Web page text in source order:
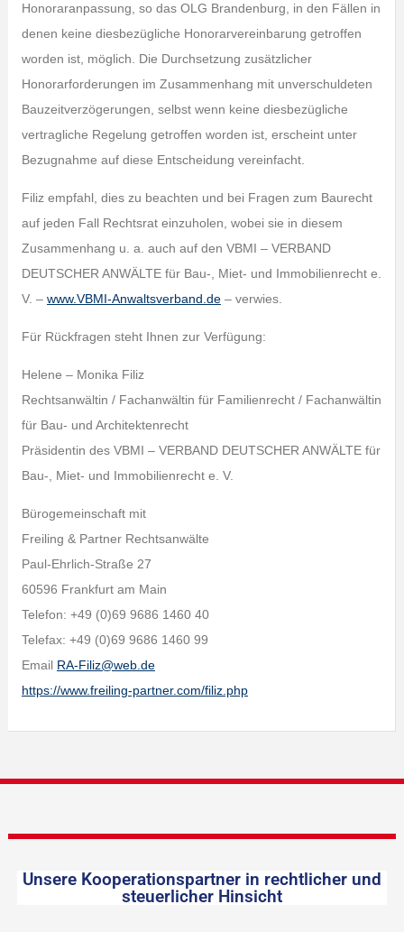
Honoraranpassung, so das OLG Brandenburg, in den Fällen in
denen keine diesbezügliche Honorarvereinbarung getroffen
worden ist, möglich. Die Durchsetzung zusätzlicher
Honorarforderungen im Zusammenhang mit unverschuldeten
Bauzeitverzögerungen, selbst wenn keine diesbezügliche
vertragliche Regelung getroffen worden ist, erscheint unter
Bezugnahme auf diese Entscheidung vereinfacht.
Filiz empfahl, dies zu beachten und bei Fragen zum Baurecht
auf jeden Fall Rechtsrat einzuholen, wobei sie in diesem
Zusammenhang u. a. auch auf den VBMI – VERBAND
DEUTSCHER ANWÄLTE für Bau-, Miet- und Immobilienrecht e.
V. – www.VBMI-Anwaltsverband.de– verwies.
Für Rückfragen steht Ihnen zur Verfügung:
Helene – Monika Filiz
Rechtsanwältin / Fachanwältin für Familienrecht / Fachanwältin
für Bau- und Architektenrecht
Präsidentin des VBMI – VERBAND DEUTSCHER ANWÄLTE für
Bau-, Miet- und Immobilienrecht e. V.
Bürogemeinschaft mit
Freiling & Partner Rechtsanwälte
Paul-Ehrlich-Straße 27
60596 Frankfurt am Main
Telefon: +49 (0)69 9686 1460 40
Telefax: +49 (0)69 9686 1460 99
Email RA-Filiz@web.de
https://www.freiling-partner.com/filiz.php
Unsere Kooperationspartner in rechtlicher und
steuerlicher Hinsicht